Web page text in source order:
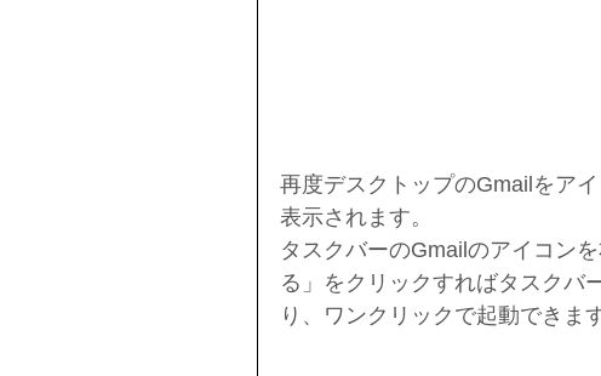
再度デスクトップのGmailをア
表示されます。
タスクバーのGmailのアイコン
る」をクリックすればタスクバ
り、ワンクリックで起動できます